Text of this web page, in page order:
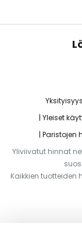
Yleiset
Paristojen
Yliviivatut hinnat
Kaikkien tuotteiden